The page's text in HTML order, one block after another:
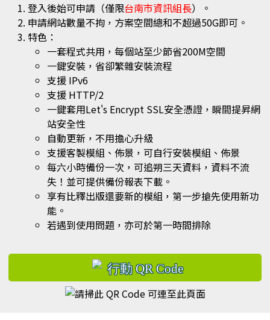
登入後始可申請（僅限台南市資訊組長）。
申請網站數量不拘，方案空間總和不超過50G即可。
特色：
一套程式共用，每個站至少節省200M空間
一鍵安裝，省卻繁雜安裝流程
支援 IPv6
支援 HTTP/2
一鍵套用Let's Encrypt SSL安全憑證，瞬間提昇網
站安全性
自動更新，不用擔心升級
支援客製模組、佈景，可自行安裝模組、佈景
每六小時備份一次，可追朔三天資料，資料不流
失！並可提供備份報表下載。
享有比釋出版還要新的模組，第一步搶先使用新功
能。
若遇到使用問題，亦可於第一時間排除